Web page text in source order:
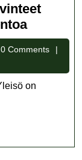
ravinteet
voivat
muuttaa
0 Comments
on